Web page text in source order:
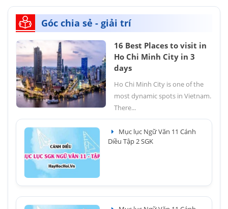
Góc chia sẻ - giải trí
16 Best Places to visit in
Ho Chi Minh City in 3
days
Ho Chi Minh City is one of the
most dynamic spots in Vietnam.
There...
Mục lục Ngữ Văn 11 Cánh
Diều Tập 2 SGK